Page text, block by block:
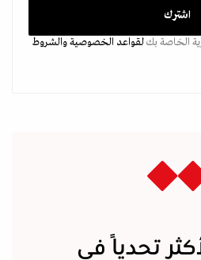
الخاصة بكلقواعد الخصوصيةوالشروط
تحديًا في